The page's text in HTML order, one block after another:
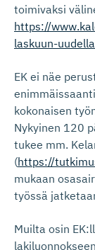
toimivaksi
https://
laskuun-
EK ei näe
kokonaisen
Nykyinen 120
tukee mm.
(https://
mukaan
työssä
Muilta osin